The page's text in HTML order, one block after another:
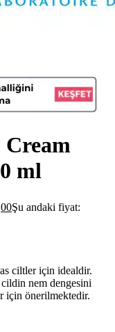
ml
Şu andaki fiyat:
ciltler için idealdir.
nem dengesini
için önerilmektedir.